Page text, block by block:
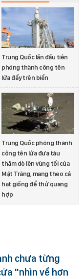
Trung Quốc lần đầu tiên
phóng thành công tên
lửa đẩy trên biển
Trung Quốc phóng thành
công tên lửa đưa tàu
thăm dò lên vùng tối của
Mặt Trăng, mang theo cả
hạt giống để thử quang
hợp
chưa từng
"nhìn về hơn